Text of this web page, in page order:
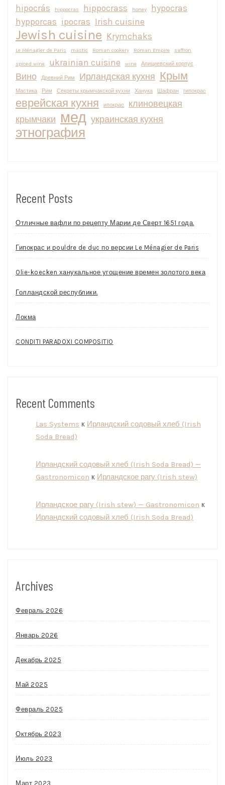
hipocrás hippocras hippocrass honey
hypocras
hypporcas ipocras Irish cuisine
Jewish cuisine Krymchaks
Le Ménagier de Paris mastic Roman cookery Roman Empire saffron
spiced wine ukrainian cuisine wine Апициевский корпус
Вино Древний Рим Ирландская кухня Крым
Мастика Рим Секреты крымчакской кухни Ханука Шафран гипокрас
еврейская кухня ипокрас
клиновецкая
крымчаки мед украинская кухня
этнография
Recent Posts
Отличные вафли по рецепту Марии де Сверт 1651 года.
Гипокрас и pouldre de duc по версии Le Ménagier de Paris
Olie-koecken ханукальное угощение времен золотого века
Голландской республики.
Локма
CONDITI PARADOXI COMPOSITIO
Recent Comments
Las Systems к Ирландский содовый хлеб (Irish
Soda Bread)
Ирландский содовый хлеб (Irish Soda Bread) —
Gastronomicon к Ирландское рагу (Irish stew)
Ирландское рагу (Irish stew) — Gastronomicon к
Ирландский содовый хлеб (Irish Soda Bread)
Archives
Февраль 2026
Январь 2026
Декабрь 2025
Май 2025
Февраль 2025
Октябрь 2023
Июль 2023
Март 2023